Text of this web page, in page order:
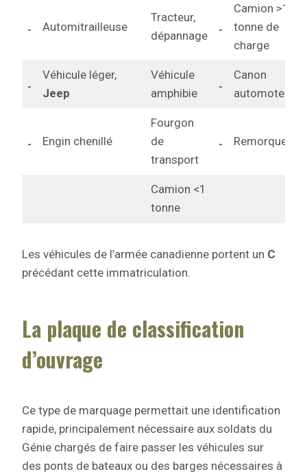
Automitrailleuse
Tracteur,
dépannage
Camion >1
tonne de
charge
Véhicule léger,
Jeep
Véhicule
amphibie
Canon
automoteur
Engin chenillé
Fourgon
de
transport
Remorque
Camion <1
tonne
Les véhicules de l’armée canadienne portent un C
précédant cette immatriculation.
La plaque de classification
d’ouvrage
Ce type de marquage permettait une identification
rapide, principalement nécessaire aux soldats du
Génie chargés de faire passer les véhicules sur
des ponts de bateaux ou des barges nécessaires à